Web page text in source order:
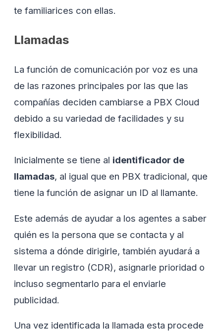
te familiarices con ellas.
Llamadas
La función de comunicación por voz es una
de las razones principales por las que las
compañías deciden cambiarse a PBX Cloud
debido a su variedad de facilidades y su
flexibilidad.
Inicialmente se tiene al identificador de
llamadas, al igual que en PBX tradicional, que
tiene la función de asignar un ID al llamante.
Este además de ayudar a los agentes a saber
quién es la persona que se contacta y al
sistema a dónde dirigirle, también ayudará a
llevar un registro (CDR), asignarle prioridad o
incluso segmentarlo para el enviarle
publicidad.
Una vez identificada la llamada esta procede